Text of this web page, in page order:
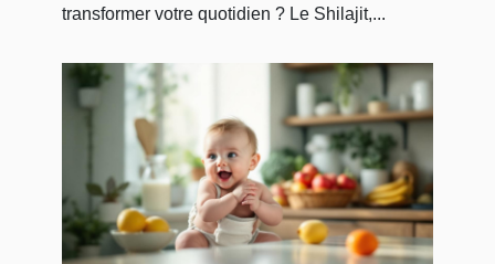
transformer votre quotidien ? Le Shilajit,...